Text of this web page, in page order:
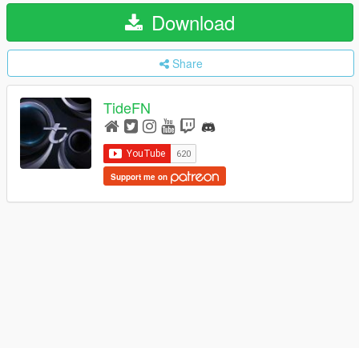
Download
Share
TideFN
Support me on